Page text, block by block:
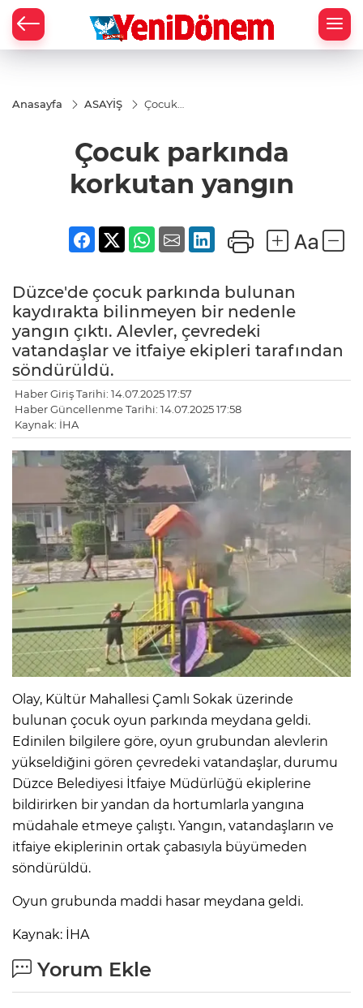
Anasayfa ASAYİŞ
Çocuk
yangın
Çocuk parkında
korkutan yangın
Düzce'de çocuk parkında bulunan
kaydırakta bilinmeyen bir nedenle
yangın çıktı. Alevler, çevredeki
vatandaşlar ve itfaiye ekipleri tarafından
söndürüldü.
Haber Giriş Tarihi: 14.07.2025 17:57
Haber Güncellenme Tarihi: 14.07.2025 17:58
Kaynak: İHA
Olay, Kültür Mahallesi Çamlı Sokak üzerinde
bulunan çocuk oyun parkında meydana geldi.
Edinilen bilgilere göre, oyun grubundan alevlerin
yükseldiğini gören çevredeki vatandaşlar, durumu
Düzce Belediyesi İtfaiye Müdürlüğü ekiplerine
bildirirken bir yandan da hortumlarla yangına
müdahale etmeye çalıştı. Yangın, vatandaşların ve
itfaiye ekiplerinin ortak çabasıyla büyümeden
söndürüldü.
Oyun grubunda maddi hasar meydana geldi.
Kaynak: İHA
Yorum Ekle